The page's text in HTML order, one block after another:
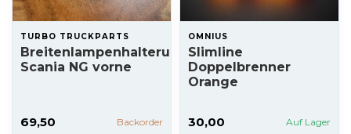
TURBO TRUCKPARTS
Breitenlampenhalterungssatz
Scania NG vorne
69,50 Backorder
OMNIUS
Slimline
Doppelbrenner
Orange
30,00 Auf Lager